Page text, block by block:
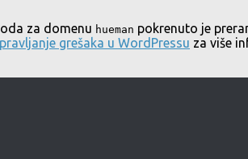
za domenu hueman pokrenuto je
grešaka u WordPressu za više